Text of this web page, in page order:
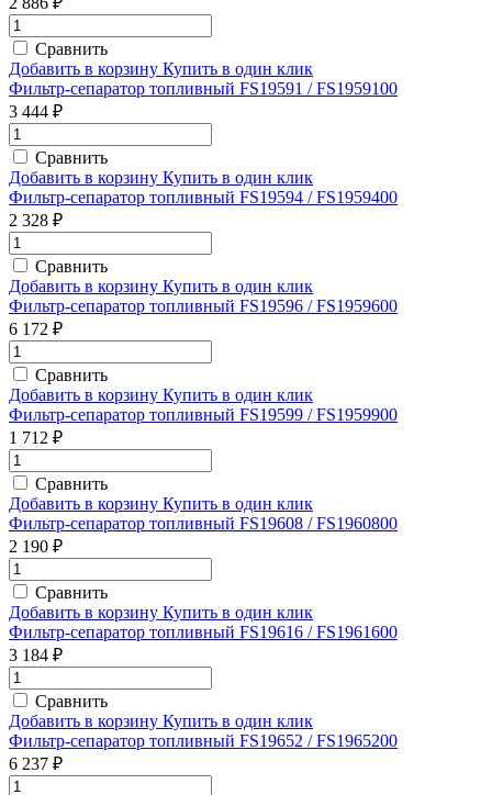
Сравнить
Добавить в корзину Купить в один клик
Фильтр-сепаратор топливный FS19591 / FS1959100
3 444 ₽
Сравнить
Добавить в корзину Купить в один клик
Фильтр-сепаратор топливный FS19594 / FS1959400
2 328 ₽
Сравнить
Добавить в корзину Купить в один клик
Фильтр-сепаратор топливный FS19596 / FS1959600
6 172 ₽
Сравнить
Добавить в корзину Купить в один клик
Фильтр-сепаратор топливный FS19599 / FS1959900
1 712 ₽
Сравнить
Добавить в корзину Купить в один клик
Фильтр-сепаратор топливный FS19608 / FS1960800
2 190 ₽
Сравнить
Добавить в корзину Купить в один клик
Фильтр-сепаратор топливный FS19616 / FS1961600
3 184 ₽
Сравнить
Добавить в корзину Купить в один клик
Фильтр-сепаратор топливный FS19652 / FS1965200
6 237 ₽